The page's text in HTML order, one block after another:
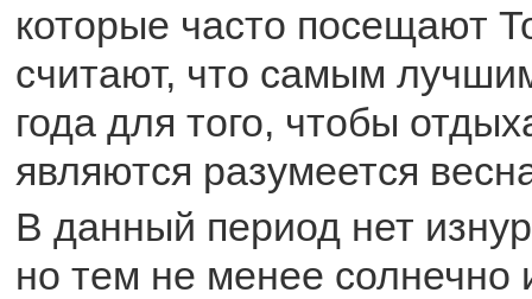
которые часто посещают
считают, что самым
года для того, чтобы
являются разумеется
В данный период нет
но тем не менее солнечно